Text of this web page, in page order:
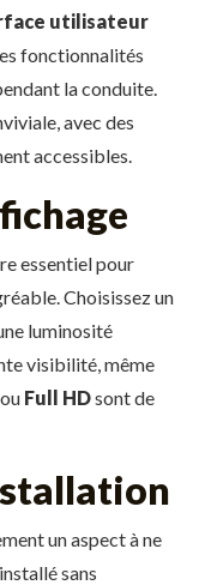
utilisateur
fonctionnalités
la conduite.
avec des
accessibles.
essentiel pour
Choisissez un
luminosité
visibilité, même
ou Full HDsont de
un aspect à ne
sans